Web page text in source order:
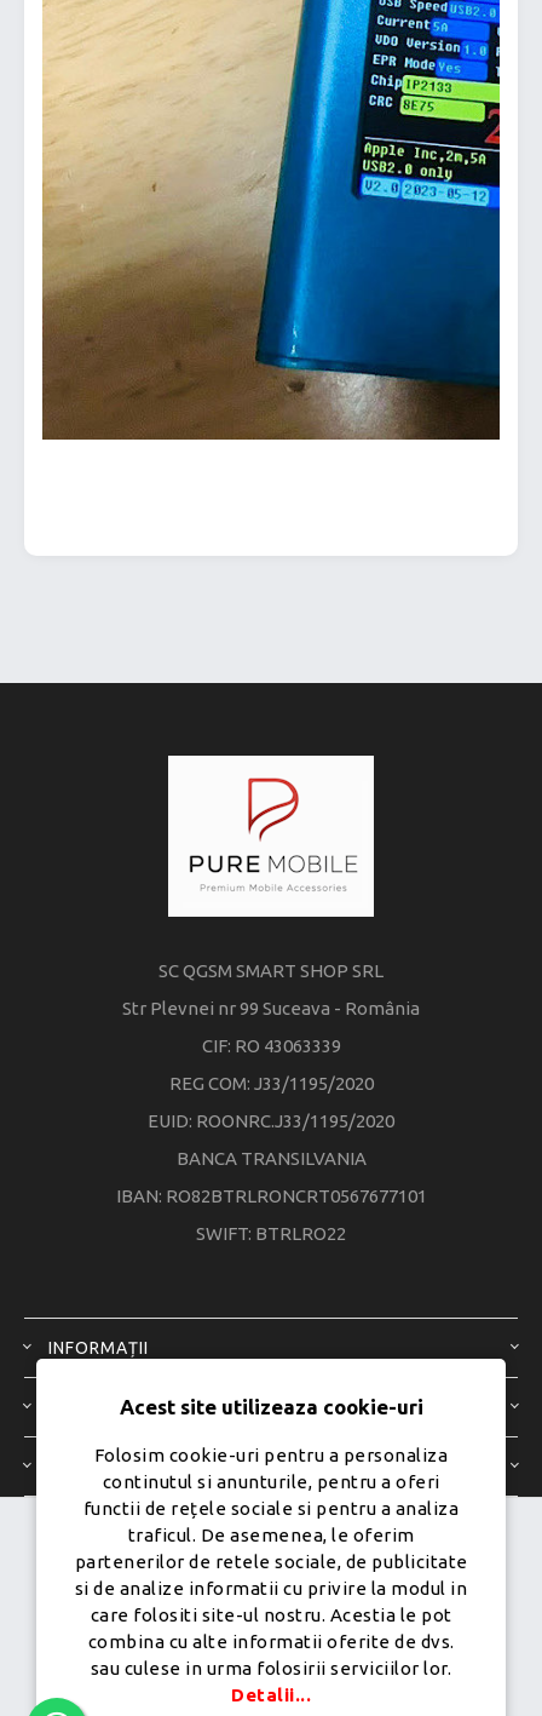
SC QGSM SMART SHOP SRL
Str Plevnei nr 99 Suceava - România
CIF: RO 43063339
REG COM: J33/1195/2020
EUID: ROONRC.J33/1195/2020
BANCA TRANSILVANIA
IBAN: RO82BTRLRONCRT0567677101
SWIFT: BTRLRO22
INFORMAȚII
SERVICIU CLIENȚI
CONTUL MEU
Dezvoltat de
Ecom Digital -
Powered bynopCommerce
Copyright © 2026 PureMobile.Toate drepturile rezervate.
Acest site utilizeaza cookie-uri
Folosim cookie-uri pentru a personaliza
continutul si anunturile, pentru a oferi
functii de rețele sociale si pentru a analiza
traficul. De asemenea, le oferim
partenerilor de retele sociale, de publicitate
si de analize informatii cu privire la modul in
care folositi site-ul nostru. Acestia le pot
combina cu alte informatii oferite de dvs.
sau culese in urma folosirii serviciilor lor.
Detalii...